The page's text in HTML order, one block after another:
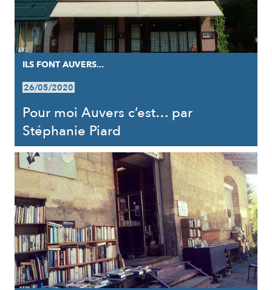
ILS FONT AUVERS...
26/05/2020
Pour moi Auvers c’est… par
Stéphanie Piard